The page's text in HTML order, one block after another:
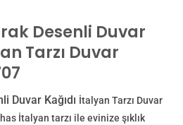
Desenli Duvar
Tarzı Duvar
Duvar Kağıdı İtalyan Tarzı Duvar
İtalyan tarzı ile evinize şıklık